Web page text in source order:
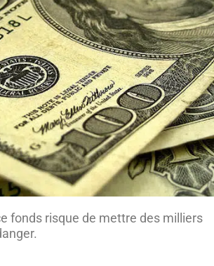
fonds risque de mettre des milliers